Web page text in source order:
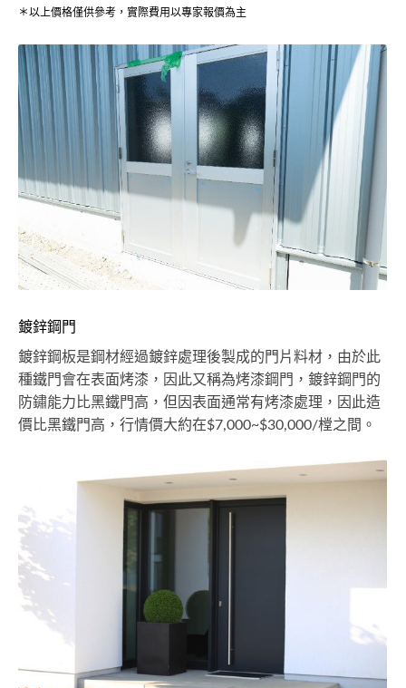
＊以上價格僅供參考，實際費用以專家報價為主
鍍鋅鋼門
鍍鋅鋼板是鋼材經過鍍鋅處理後製成的門片料材，由於此
種鐵門會在表面烤漆，因此又稱為烤漆鋼門，鍍鋅鋼門的
防鏽能力比黑鐵門高，但因表面通常有烤漆處理，因此造
價比黑鐵門高，行情價大約在$7,000~$30,000/樘之間。